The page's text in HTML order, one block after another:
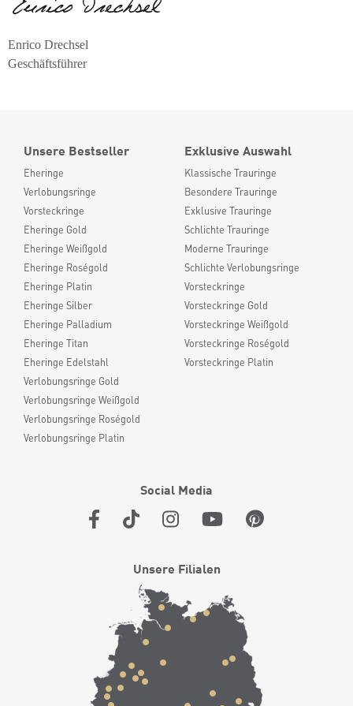
Enrico Drechsel
Geschäftsführer
Unsere Bestseller
Eheringe
Verlobungsringe
Vorsteckringe
Eheringe Gold
Eheringe Weißgold
Eheringe Roségold
Eheringe Platin
Eheringe Silber
Eheringe Palladium
Eheringe Titan
Eheringe Edelstahl
Verlobungsringe Gold
Verlobungsringe Weißgold
Verlobungsringe Roségold
Verlobungsringe Platin
Exklusive Auswahl
Klassische Trauringe
Besondere Trauringe
Exklusive Trauringe
Schlichte Trauringe
Moderne Trauringe
Schlichte Verlobungsringe
Vorsteckringe
Vorsteckringe Gold
Vorsteckringe Weißgold
Vorsteckringe Roségold
Vorsteckringe Platin
Social Media
Unsere Filialen